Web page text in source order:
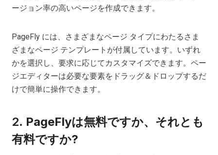
ージョン率の高いページを作成できます。
PageFly には、さまざまなページ タイプにわたるさま
ざまなページ テンプレートが付属しています。いずれ
かを選択し、要求に応じてカスタマイズできます。ペー
ジエディターは必要な要素をドラッグ＆ドロップするだ
けで簡単に操作できます。
2. PageFlyは無料ですか、それとも
有料ですか?